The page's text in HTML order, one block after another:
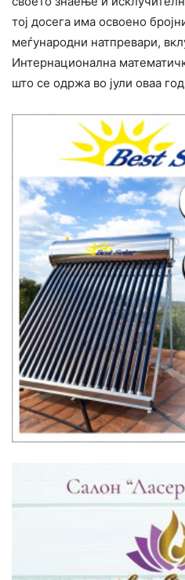
тој досега има освоено
меѓународни натпревари,
Интернационална
што се одржа во јули оваа